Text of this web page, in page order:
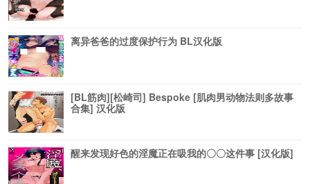
离异爸爸的过度保护行为 BL汉化版
[BL筋肉][松崎司] Bespoke [肌肉男动物法则多故事
合集] 汉化版
醒来发现好色的淫魔正在吸我的〇〇这件事 [汉化版]